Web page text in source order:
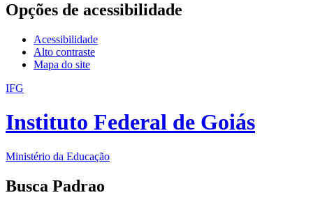
Opções de acessibilidade
Acessibilidade
Alto contraste
Mapa do site
IFG
Instituto Federal de Goiás
Ministério da Educação
Busca Padrao